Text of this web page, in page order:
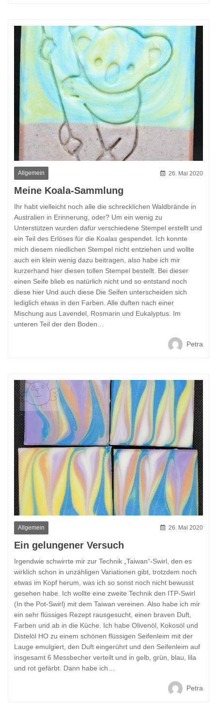
Allgemein 26. Mai 2020
Meine Koala-Sammlung
Ihr habt vielleicht noch alle die schrecklichen Waldbrände in
Australien in Erinnerung, oder? Um ein wenig zu
Unterstützen wurden dafür verschiedene Stempel erstellt und
ein Teil des Erlöses für die Koalas gespendet. Ich konnte
mich diesem niedlichen Stempel nicht entziehen und wollte
auch ein klein wenig dazu beitragen, also habe ich mir
kurzerhand hier diesen tollen Stempel bestellt. Bei dieser
einen Seife blieb es natürlich nicht und so entstand noch
diese hier Und auch diese Die Seifen unterscheiden sich
lediglich etwas in den Farben. Alle duften nach einer
Mischung aus Lavendel, Rosmarin und Eukalyptus. Im
unteren Teil der den Boden…
Petra
Allgemein 26. Mai 2020
Ein gelungener Versuch
Irgendwie schwirrte mir zur Technik „Taiwan“-Swirl, den es
wirklich schon in unzähligen Variationen gibt, trotzdem noch
etwas im Kopf herum, was ich so sonst noch nicht bewusst
gesehen habe. Ich wollte eine zweite Technik den ITP-Swirl
(In the Pot-Swirl) mit dem Taiwan vereinen. Also habe ich mir
ein sehr flüssiges Rezept rausgesucht, einen braven Duft,
Farben und ab in die Küche. Ich habe Olivenöl, Kokosöl und
Distelöl HO zu einem schönen flüssigen Seifenleim mit der
Lauge emulgiert, den Duft eingerührt und den Seifenleim auf
insgesamt 6 Messbecher verteilt und in gelb, grün, blau, lila
und rot gefärbt. Dann habe ich…
Petra